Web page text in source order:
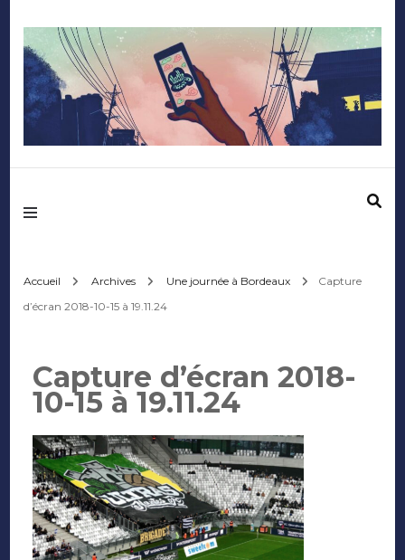
Mediafactory – Le
d'Audencia
SciencesCom
Accueil Archives Une journée à Bordeaux
Capture
d’écran 2018-10-15 à 19.11.24
Capture d’écran 2018-
10-15 à 19.11.24